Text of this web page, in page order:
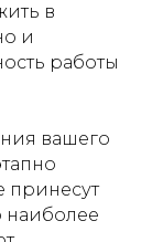
в
и
работы
вашего
принесут
наиболее